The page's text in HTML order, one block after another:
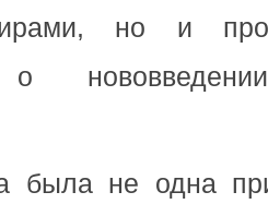
но и
о
была не одна